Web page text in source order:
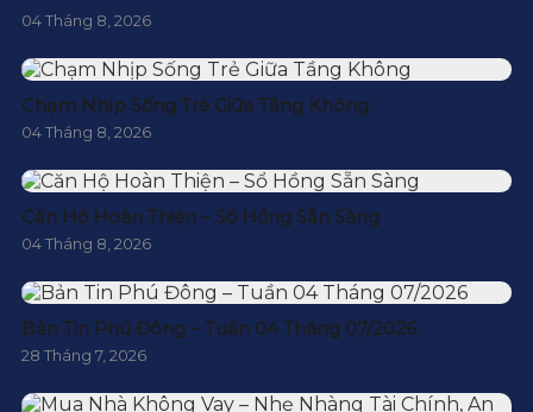
04 Tháng 8, 2026
Chạm Nhịp Sống Trẻ Giữa Tầng Không
04 Tháng 8, 2026
Căn Hộ Hoàn Thiện – Sổ Hồng Sẵn Sàng
04 Tháng 8, 2026
Bản Tin Phú Đông – Tuần 04 Tháng 07/2026
28 Tháng 7, 2026